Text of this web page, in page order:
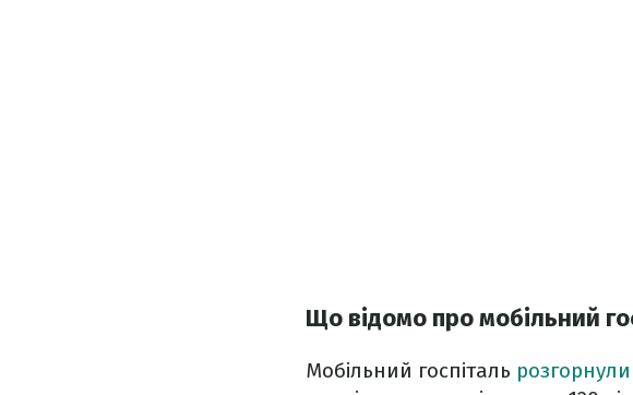
Що відомо про мобільний
Мобільний госпіталь